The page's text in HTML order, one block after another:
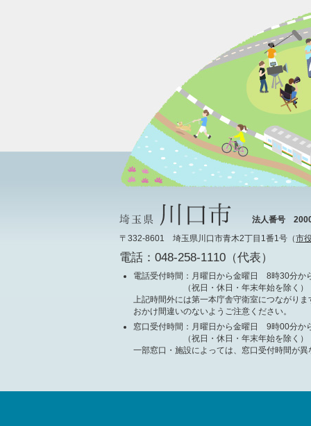
法人番号
〒332-8601 埼玉県川口市青木2丁目1番1号（市
電話：048-258-1110（代表）
電話受付時間 ：月曜日から金曜日 8時30分か
（祝日・休日・年末年始を除く）
上記時間外には第一本庁舎守衛室につながり
おかけ間違いのないようご注意ください。
窓口受付時間 ：月曜日から金曜日 9時00分か
（祝日・休日・年末年始を除く）
一部窓口・施設によっては、窓口受付時間が異